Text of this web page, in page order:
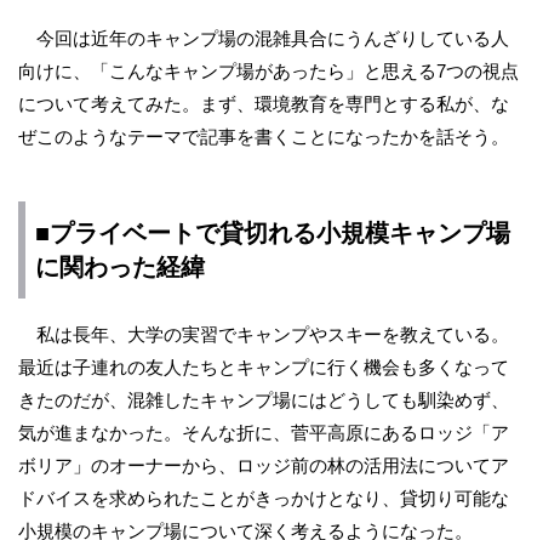
今回は近年のキャンプ場の混雑具合にうんざりしている人
向けに、「こんなキャンプ場があったら」と思える7つの視点
について考えてみた。まず、環境教育を専門とする私が、な
ぜこのようなテーマで記事を書くことになったかを話そう。
■プライベートで貸切れる小規模キャンプ場
に関わった経緯
私は長年、大学の実習でキャンプやスキーを教えている。
最近は子連れの友人たちとキャンプに行く機会も多くなって
きたのだが、混雑したキャンプ場にはどうしても馴染めず、
気が進まなかった。そんな折に、菅平高原にあるロッジ「ア
ボリア」のオーナーから、ロッジ前の林の活用法についてア
ドバイスを求められたことがきっかけとなり、貸切り可能な
小規模のキャンプ場について深く考えるようになった。